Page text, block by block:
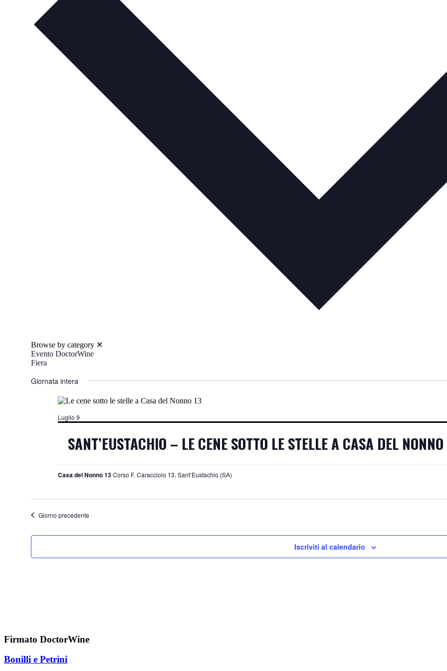
Browse by category ✕
Evento DoctorWine
Fiera
Giornata intera
SANT’EUSTACHIO – LE CENE SOTTO LE STELLE A CASA DEL
Luglio 9
Casa del Nonno 13Corso F. Caracciolo 13, Sant’Eustachio (SA)
Giorno precedente
Iscriviti al calendario
Firmato DoctorWine
Bonilli e Petrini